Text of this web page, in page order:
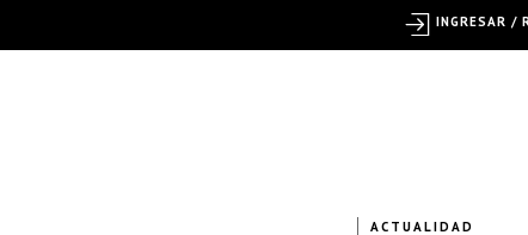
ACTUALIDAD
INGRESAR /